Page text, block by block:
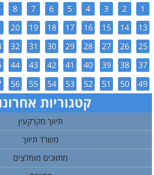
1
2
3
4
5
6
7
8
13
14
15
16
17
18
19
20
25
26
27
28
29
30
31
32
37
38
39
40
41
42
43
44
49
50
51
52
53
54
55
56
קטגוריות
תיווך מקרקעין
משרד תיווך
מתווכים מומלצים